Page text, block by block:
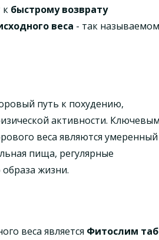
к быстрому возврату
веса - так
путь к похудению,
активности.
веса являются умеренный
пища, регулярные
жизни.
веса является Фитослим